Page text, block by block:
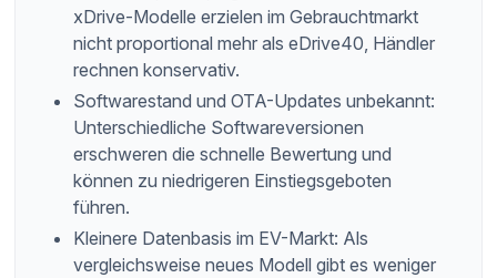
xDrive-Modelle erzielen im Gebrauchtmarkt
nicht proportional mehr als eDrive40, Händler
rechnen konservativ.
Softwarestand und OTA-Updates unbekannt:
Unterschiedliche Softwareversionen
erschweren die schnelle Bewertung und
können zu niedrigeren Einstiegsgeboten
führen.
Kleinere Datenbasis im EV-Markt: Als
vergleichsweise neues Modell gibt es weniger